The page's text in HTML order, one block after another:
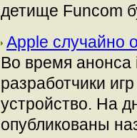
детище Funcom
Apple случайно
Во время анонса
разработчики
устройство. На
опубликованы